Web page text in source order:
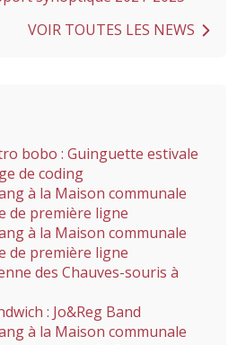
VOIR TOUTES LES NEWS
bobo : Guinguette estivale
de coding
à la Maison communale
de première ligne
à la Maison communale
de première ligne
des Chauves-souris à
: Jo&Reg Band
à la Maison communale